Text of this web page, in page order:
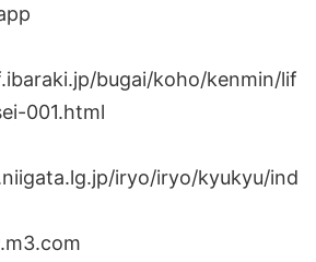
bugai/koho/kenmin/lif
001.html
iryo/iryo/kyukyu/ind